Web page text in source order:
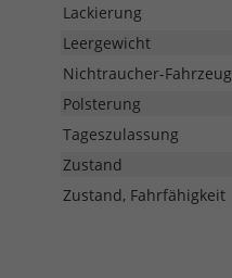
Lackierung
Leergewicht
Nichtraucher-Fahrzeug
Polsterung
Tageszulassung
Zustand
Zustand, Fahrfähigkeit